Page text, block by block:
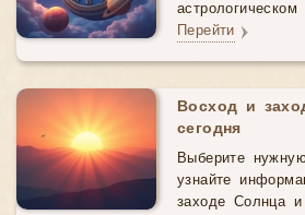
Перейти
Восход и
сегодня
Выберите
узнайте
заходе Солнца и